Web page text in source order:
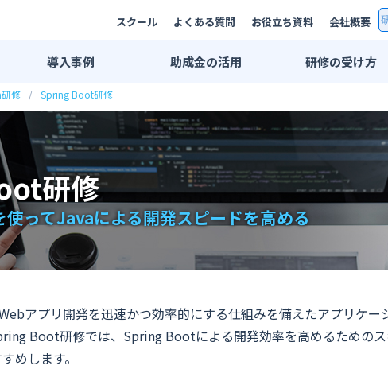
スクール よくある質問 お役立ち資料 会社概要
導入事例
研修事例一覧
AI研修事例
エンジニア研修事例
業界別活用例
IT・情報通信業界
広告・メディア業界
金融・保険業界
印刷業界
出版業界
助成金の活用 研修の受け方
集合研修・講師
法人用スクー
eラーニング
プライベート
推奨PC環境
修 Spring Boot研修
研修
使ってJavaによる開発スピードを高める
アプリ開発を迅速かつ効率的にする仕組みを備えたアプリケー
Boot研修では、Spring Bootによる開発効率を高めるための
めします。